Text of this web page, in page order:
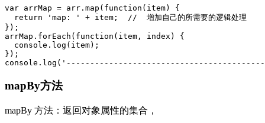
var arrMap = arr.map(function(item) {
  return 'map: ' + item;  //  增加自己的所需要的逻辑处理
});
arrMap.forEach(function(item, index) {
  console.log(item);
});
mapBy方法
mapBy 方法：返回对象属性的集合，